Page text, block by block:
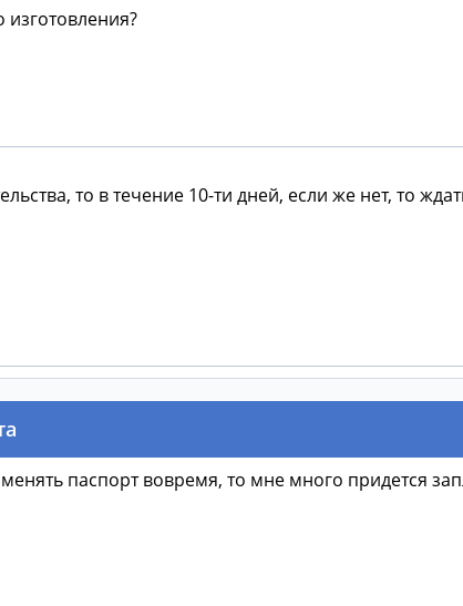
изготовления?
то в течение 10-ти дней, если же нет, то
паспорт вовремя, то мне много придется